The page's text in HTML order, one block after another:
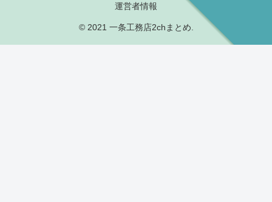
運営者情報
© 2021 一条工務店2chまとめ.